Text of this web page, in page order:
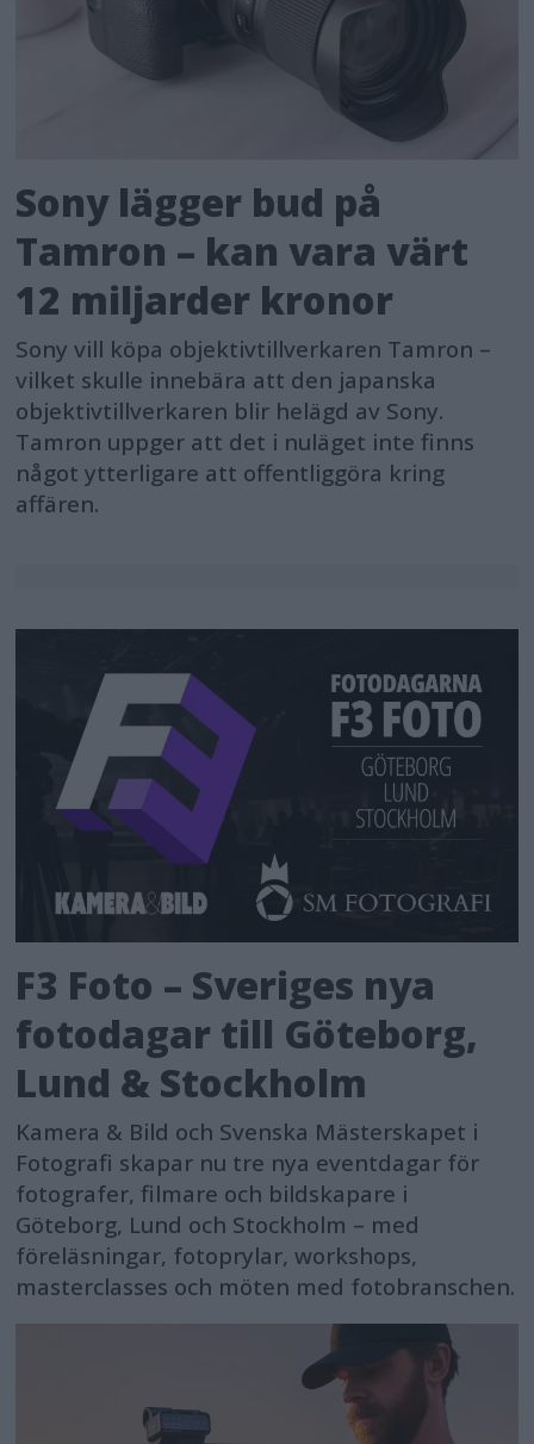
Sony lägger bud på
Tamron – kan vara värt
12 miljarder kronor
Sony vill köpa objektivtillverkaren Tamron –
vilket skulle innebära att den japanska
objektivtillverkaren blir helägd av Sony.
Tamron uppger att det i nuläget inte finns
något ytterligare att offentliggöra kring
affären.
F3 Foto – Sveriges nya
fotodagar till Göteborg,
Lund & Stockholm
Kamera & Bild och Svenska Mästerskapet i
Fotografi skapar nu tre nya eventdagar för
fotografer, filmare och bildskapare i
Göteborg, Lund och Stockholm – med
föreläsningar, fotoprylar, workshops,
masterclasses och möten med fotobranschen.